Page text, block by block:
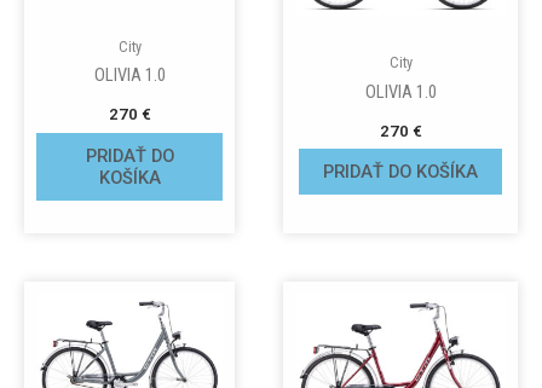
City
OLIVIA 1.0
270 €
PRIDAŤ DO
KOŠÍKA
City
OLIVIA 1.0
270 €
PRIDAŤ DO KOŠÍKA